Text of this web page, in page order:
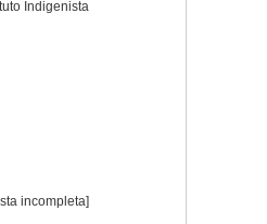
Indigenista
incompleta]